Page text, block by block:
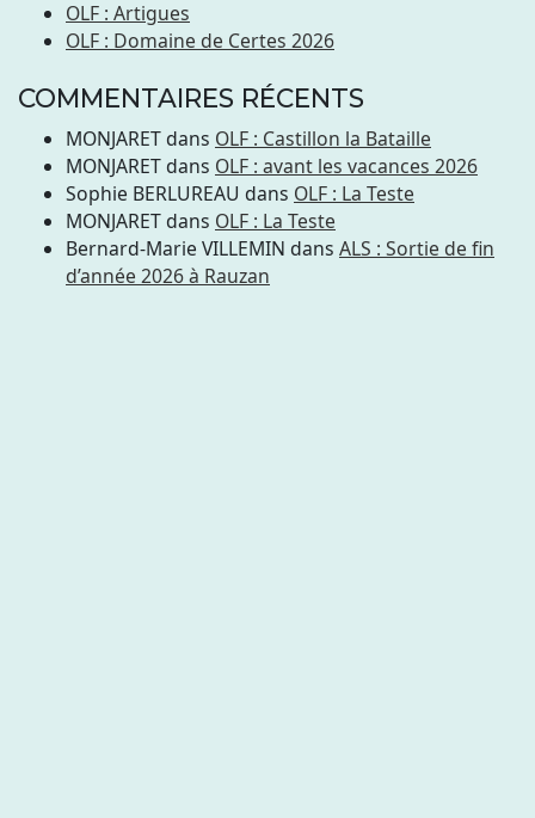
OLF : Artigues
OLF : Domaine de Certes 2026
COMMENTAIRES RÉCENTS
MONJARETdans OLF : Castillon la Bataille
MONJARETdans OLF : avant les vacances 2026
Sophie BERLUREAU dans OLF : La Teste
MONJARETdans OLF : La Teste
Bernard-Marie VILLEMIN dans ALS : Sortie de fin
d’année 2026 à Rauzan